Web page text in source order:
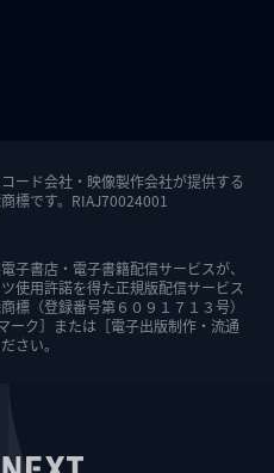
ード会社・映像製作会社が提供する
標です。RIAJ70024001
子書店・電子書籍配信サービスが、
使用許諾を得た正規版配信サービス
標（登録番号第６０９１７１３号）
ーク］または［電子出版制作・流通
さい。